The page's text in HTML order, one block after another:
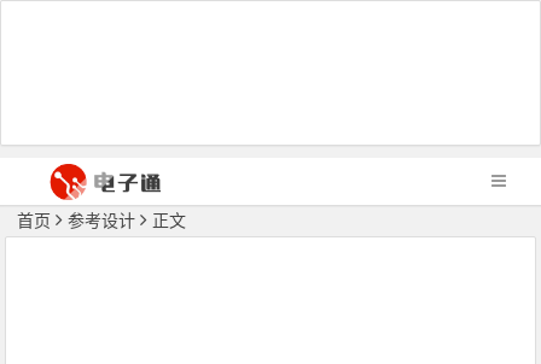
首页 参考设计 正文